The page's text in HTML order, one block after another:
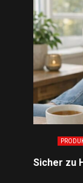
Sicher zu